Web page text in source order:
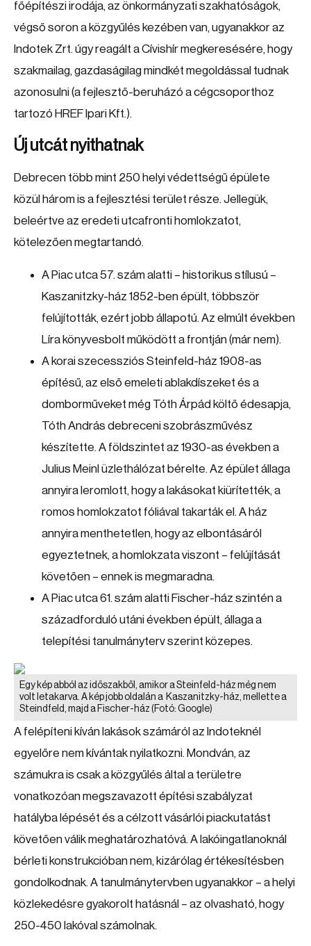
főépítészi irodája, az önkormányzati szakhatóságok,
végső soron a közgyűlés kezében van, ugyanakkor az
Indotek Zrt. úgy reagált a Cívishír megkeresésére, hogy
szakmailag, gazdaságilag mindkét megoldással tudnak
azonosulni (a fejlesztő-beruházó a cégcsoporthoz
tartozó HREF Ipari Kft.).
Új utcát nyithatnak
Debrecen több mint 250 helyi védettségű épülete
közül három is a fejlesztési terület része. Jellegük,
beleértve az eredeti utcafronti homlokzatot,
kötelezően megtartandó.
A Piac utca 57. szám alatti – historikus stílusú –
Kaszanitzky-ház 1852-ben épült, többször
felújították, ezért jobb állapotú. Az elmúlt években
Líra könyvesbolt működött a frontján (már nem).
A korai szecessziós Steinfeld-ház 1908-as
építésű, az első emeleti ablakdíszeket és a
domborműveket még Tóth Árpád költő édesapja,
Tóth András debreceni szobrászművész
készítette. A földszintet az 1930-as években a
Julius Meinl üzlethálózat bérelte. Az épület állaga
annyira leromlott, hogy a lakásokat kiürítették, a
romos homlokzatot fóliával takarták el. A ház
annyira menthetetlen, hogy az elbontásáról
egyeztetnek, a homlokzata viszont – felújítását
követően – ennek is megmaradna.
A Piac utca 61. szám alatti Fischer-ház szintén a
századforduló utáni években épült, állaga a
telepítési tanulmányterv szerint közepes.
Egy kép abból az időszakből, amikor a Steinfeld-ház még nem
volt letakarva. A kép jobb oldalán a Kaszanitzky-ház, mellette a
Steindfeld, majd a Fischer-ház (Fotó: Google)
A felépíteni kíván lakások számáról az Indoteknél
egyelőre nem kívántak nyilatkozni. Mondván, az
számukra is csak a közgyűlés által a területre
vonatkozóan megszavazott építési szabályzat
hatályba lépését és a célzott vásárlói piackutatást
követően válik meghatározhatóvá. A lakóingatlanoknál
bérleti konstrukcióban nem, kizárólag értékesítésben
gondolkodnak. A tanulmánytervben ugyanakkor – a helyi
közlekedésre gyakorolt hatásnál – az olvasható, hogy
250-450 lakóval számolnak.